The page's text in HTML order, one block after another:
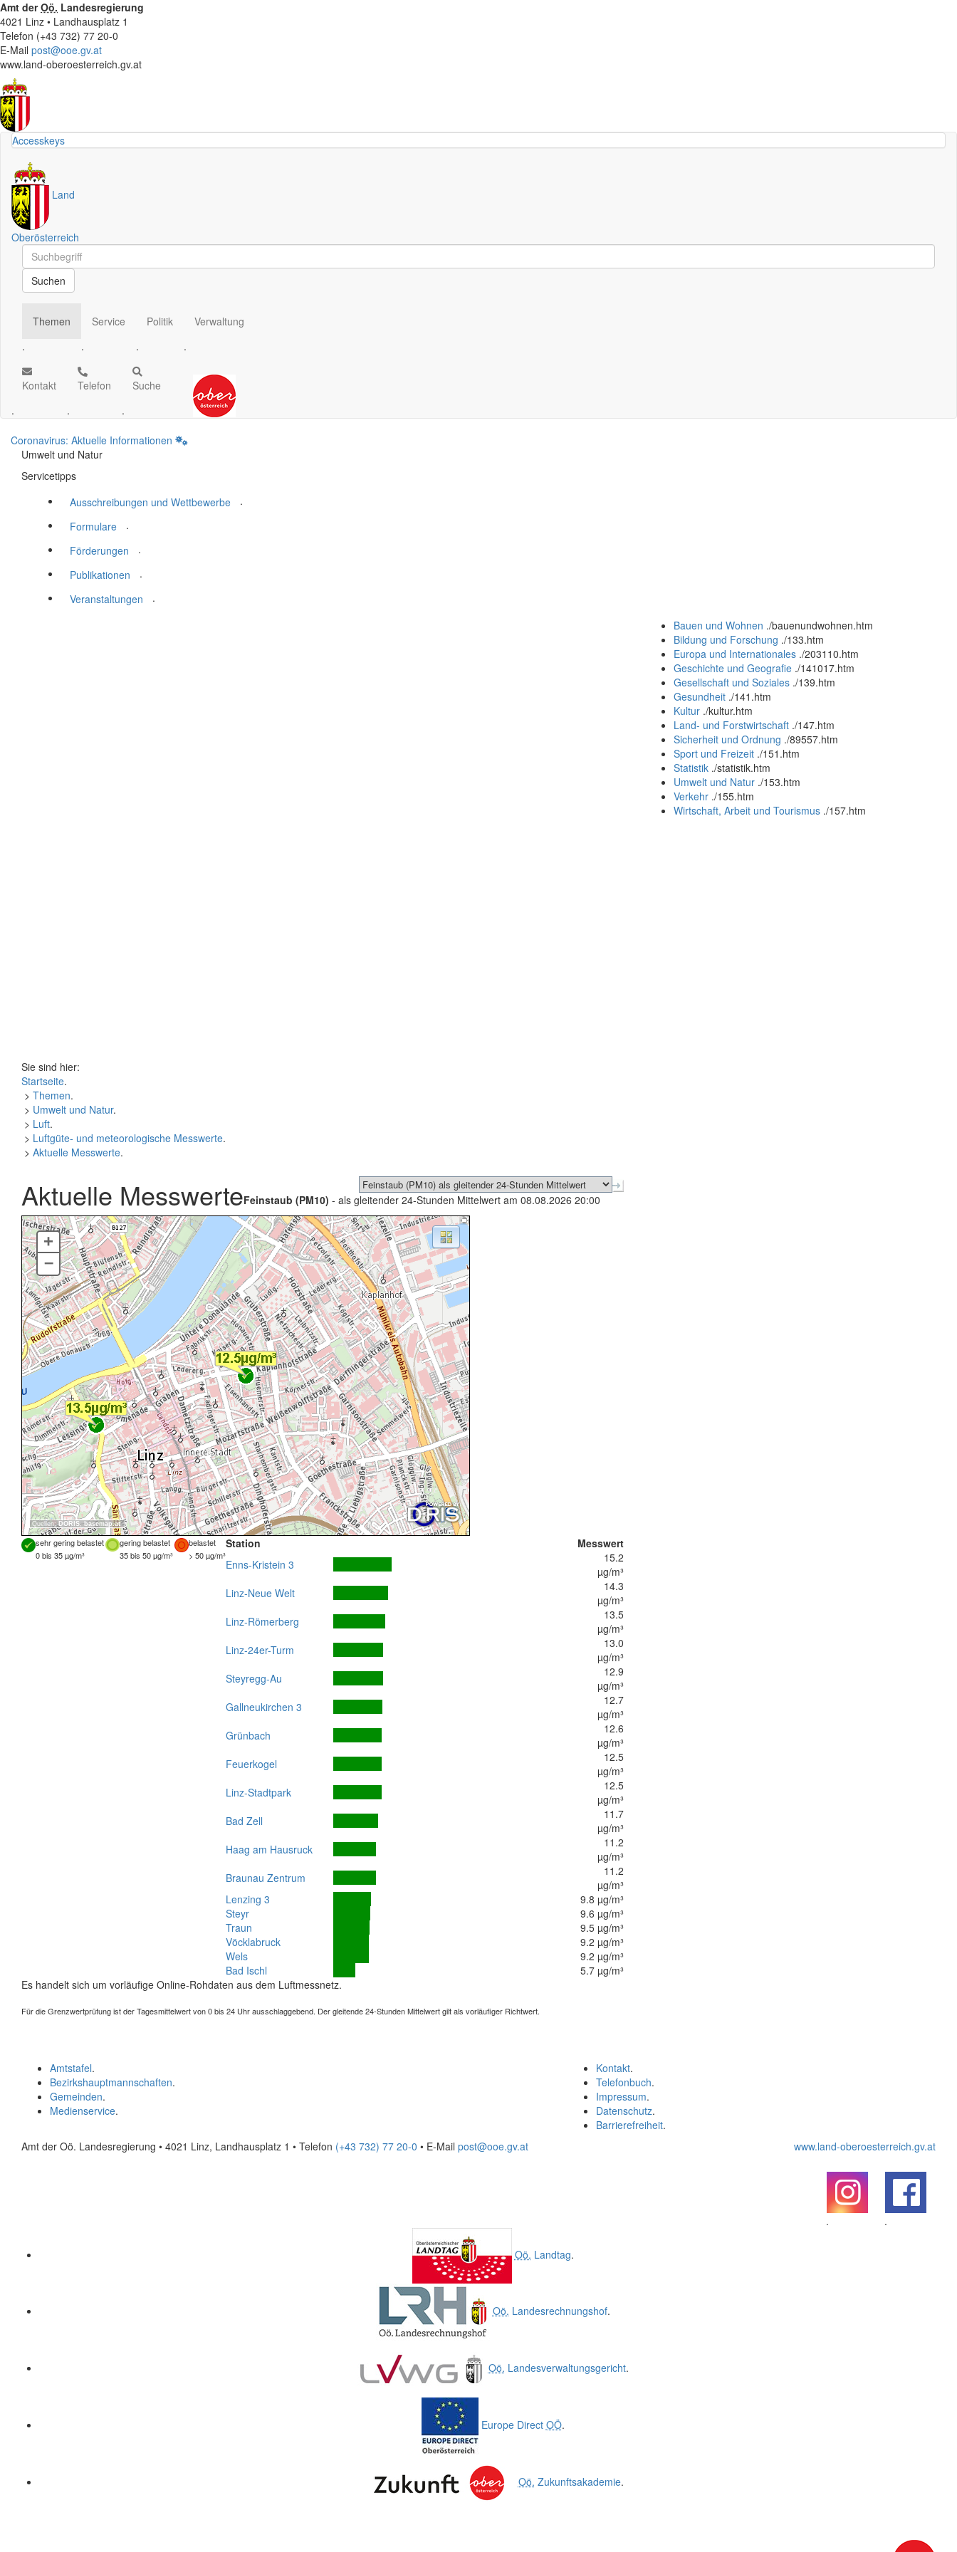
Amt derOö. Landesregierung
4021 Linz • Landhausplatz 1
Telefon (+43 732) 77 20-0
E-Mail post@ooe.gv.at
www.land-oberoesterreich.gv.at
Accesskeys
Land
Oberösterreich
Schnellsuche
Schnellsuche
Suchen
Themen
.
Service
.
Politik
.
Verwaltung
.
Kontakt
.
Telefon
.
Suche
.
Coronavirus: Aktuelle Informationen
Umwelt und Natur
Servicetipps
Ausschreibungen und Wettbewerbe
.
Formulare
.
Förderungen
.
Publikationen
.
Veranstaltungen
.
Bauen und Wohnen ./bauenundwohnen.htm
Bildung und Forschung ./133.htm
Europa und Internationales ./203110.htm
Geschichte und Geografie ./141017.htm
Gesellschaft und Soziales ./139.htm
Gesundheit ./141.htm
Kultur ./kultur.htm
Land- und Forstwirtschaft ./147.htm
Sicherheit und Ordnung ./89557.htm
Sport und Freizeit ./151.htm
Statistik ./statistik.htm
Umwelt und Natur ./153.htm
Verkehr ./155.htm
Wirtschaft, Arbeit und Tourismus ./157.htm
Sie sind hier:
Startseite.
> Themen.
> Umwelt und Natur.
> Luft.
> Luftgüte- und meteorologische Messwerte.
> Aktuelle Messwerte.
Aktuelle MesswerteFeinstaub (PM10) - als gleitender 24-Stunden Mittelwert am 08.08.2026 20:00
Quellen:DORIS, basemap.at
+
–
sehr gering belastet gering belastet
belastet
0 bis 35 µg/m³
35 bis 50 µg/m³ > 50 µg/m³
Station
Messwert
Enns-Kristein 3
15.2
µg/m³
Linz-Neue Welt
14.3
µg/m³
Linz-Römerberg
13.5
µg/m³
Linz-24er-Turm
13.0
µg/m³
Steyregg-Au
12.9
µg/m³
Gallneukirchen 3
12.7
µg/m³
Grünbach
12.6
µg/m³
Feuerkogel
12.5
µg/m³
Linz-Stadtpark
12.5
µg/m³
Bad Zell
11.7
µg/m³
Haag am Hausruck
11.2
µg/m³
Braunau Zentrum
11.2
µg/m³
Lenzing 3
9.8 µg/m³
Steyr
9.6 µg/m³
Traun
9.5 µg/m³
Vöcklabruck
9.2 µg/m³
Wels
9.2 µg/m³
Bad Ischl
5.7 µg/m³
Es handelt sich um vorläufige Online-Rohdaten aus dem Luftmessnetz.
Für die Grenzwertprüfung ist der Tagesmittelwert von 0 bis 24 Uhr ausschlaggebend. Der gleitende 24-Stunden Mittelwert gilt als vorläufiger Richtwert.
Kontakt.
Telefonbuch.
Impressum.
Datenschutz.
Barrierefreiheit.
Amtstafel.
Bezirkshauptmannschaften.
Gemeinden.
Medienservice.
Amt der Oö. Landesregierung • 4021 Linz, Landhausplatz 1 • Telefon (+43 732) 77 20-0 • E-Mail post@ooe.gv.at www.land-oberoesterreich.gv.at
.
.
Oö. Landtag.
Oö. Landesrechnungshof.
Oö. Landesverwaltungsgericht.
Europe Direct OÖ.
Oö. Zukunftsakademie.